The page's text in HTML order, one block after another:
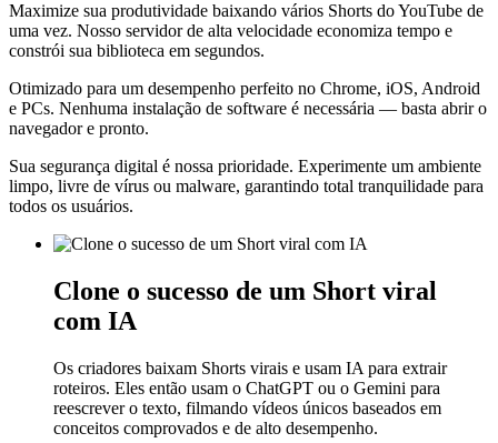
Maximize sua produtividade baixando vários Shorts do YouTube de
uma vez. Nosso servidor de alta velocidade economiza tempo e
constrói sua biblioteca em segundos.
Otimizado para um desempenho perfeito no Chrome, iOS, Android
e PCs. Nenhuma instalação de software é necessária — basta abrir o
navegador e pronto.
Sua segurança digital é nossa prioridade. Experimente um ambiente
limpo, livre de vírus ou malware, garantindo total tranquilidade para
todos os usuários.
Clone o sucesso de um Short viral
com IA
Os criadores baixam Shorts virais e usam IA para extrair
roteiros. Eles então usam o ChatGPT ou o Gemini para
reescrever o texto, filmando vídeos únicos baseados em
conceitos comprovados e de alto desempenho.